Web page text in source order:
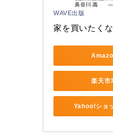
WAVE出版
家を買いたく
楽天市
Yahoo!ショ